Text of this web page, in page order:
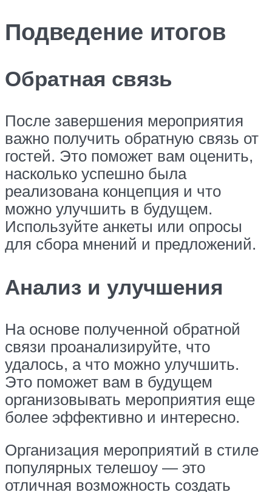
Подведение итогов
Обратная связь
После завершения мероприятия
важно получить обратную связь от
гостей. Это поможет вам оценить,
насколько успешно была
реализована концепция и что
можно улучшить в будущем.
Используйте анкеты или опросы
для сбора мнений и предложений.
Анализ и улучшения
На основе полученной обратной
связи проанализируйте, что
удалось, а что можно улучшить.
Это поможет вам в будущем
организовывать мероприятия еще
более эффективно и интересно.
Организация мероприятий в стиле
популярных телешоу — это
отличная возможность создать